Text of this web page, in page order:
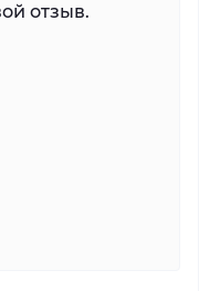
отзыв.